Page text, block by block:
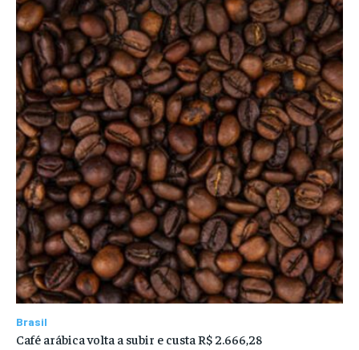
Brasil
Café arábica volta a subir e custa R$ 2.666,28